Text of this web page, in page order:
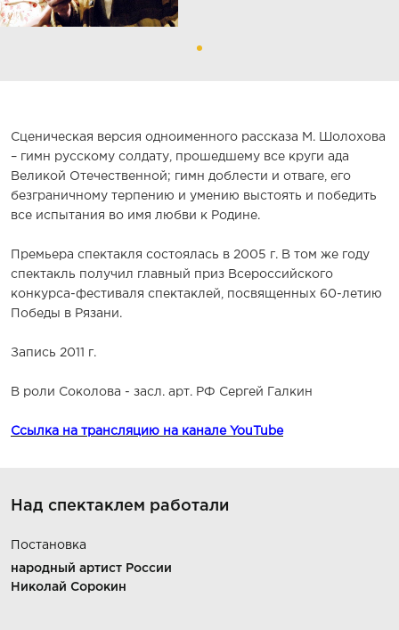
Сценическая версия одноименного рассказа М. Шолохова
– гимн русскому солдату, прошедшему все круги ада
Великой Отечественной; гимн доблести и отваге, его
безграничному терпению и умению выстоять и победить
все испытания во имя любви к Родине.
Премьера спектакля состоялась в 2005 г. В том же году
спектакль получил главный приз Всероссийского
конкурса-фестиваля спектаклей, посвященных 60-летию
Победы в Рязани.
Запись 2011 г.
В роли Соколова - засл. арт. РФ Сергей Галкин
Ссылка на трансляцию на канале YouTube
Над спектаклем работали
Постановка
народный артист России
Николай Сорокин